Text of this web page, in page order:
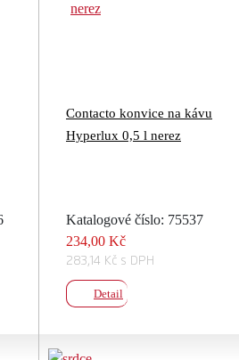
Contacto konvice na kávu
Hyperlux 0,5 l nerez
Katalogové číslo: 75537
234,00 Kč
283,14 Kč s DPH
Detail